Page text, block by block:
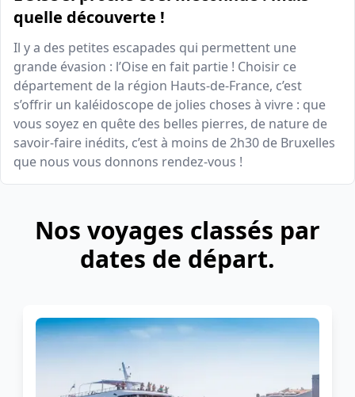
quelle découverte !
Il y a des petites escapades qui permettent une
grande évasion : l’Oise en fait partie ! Choisir ce
département de la région Hauts-de-France, c’est
s’offrir un kaléidoscope de jolies choses à vivre : que
vous soyez en quête des belles pierres, de nature de
savoir-faire inédits, c’est à moins de 2h30 de Bruxelles
que nous vous donnons rendez-vous !
Nos voyages classés par
dates de départ.